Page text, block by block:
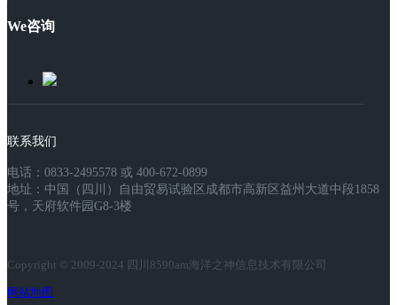
We咨询
联系我们
电话：0833-2495578 或 400-672-0899
地址：中国（四川）自由贸易试验区成都市高新区益州大道中段1858
号，天府软件园G8-3楼
Copyright © 2009-2024 四川8590am海洋之神信息技术有限公司
网站地图